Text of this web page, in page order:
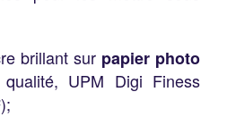
brillant sur papier photo
UPM Digi Finess